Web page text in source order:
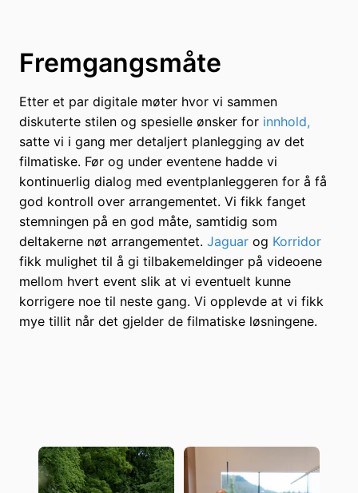
Fremgangsmåte
Etter et par digitale møter hvor vi sammen
diskuterte stilen og spesielle ønsker for innhold,
satte vi i gang mer detaljert planlegging av det
filmatiske. Før og under eventene hadde vi
kontinuerlig dialog med eventplanleggeren for å få
god kontroll over arrangementet. Vi fikk fanget
stemningen på en god måte, samtidig som
deltakerne nøt arrangementet. Jaguar og Korridor
fikk mulighet til å gi tilbakemeldinger på videoene
mellom hvert event slik at vi eventuelt kunne
korrigere noe til neste gang. Vi opplevde at vi fikk
mye tillit når det gjelder de filmatiske løsningene.